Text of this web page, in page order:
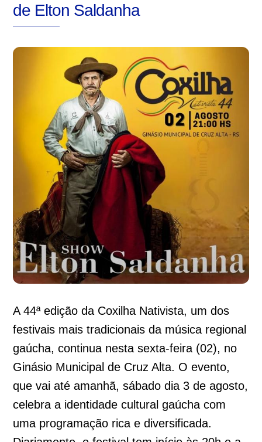
de Elton Saldanha
A 44ª edição da Coxilha Nativista, um dos
festivais mais tradicionais da música regional
gaúcha, continua nesta sexta-feira (02), no
Ginásio Municipal de Cruz Alta. O evento,
que vai até amanhã, sábado dia 3 de agosto,
celebra a identidade cultural gaúcha com
uma programação rica e diversificada.